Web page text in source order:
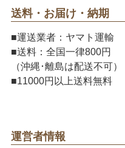
送料・お届け・納期
■運送業者：ヤマト運輸
■送料：全国一律800円
（沖縄･離島は配送不可）
■11000円以上送料無料
運営者情報